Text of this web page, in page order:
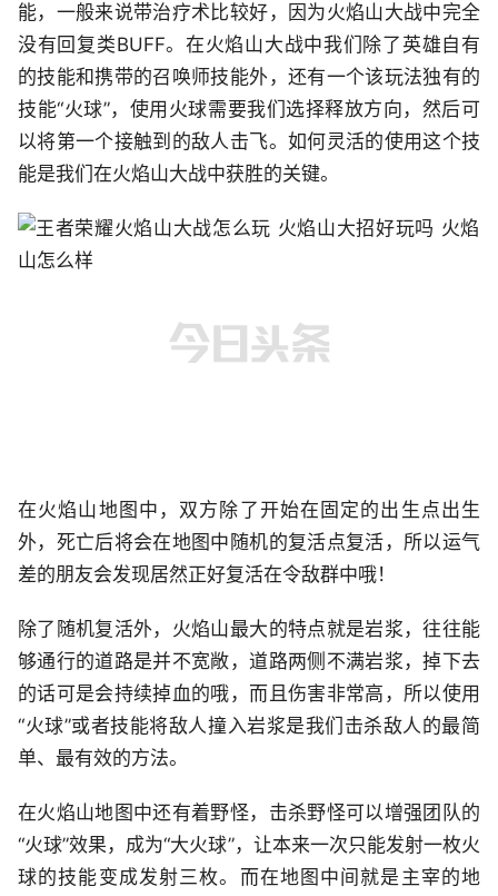
能，一般来说带治疗术比较好，因为火焰山大战中完全
没有回复类BUFF。在火焰山大战中我们除了英雄自有
的技能和携带的召唤师技能外，还有一个该玩法独有的
技能“火球”，使用火球需要我们选择释放方向，然后可
以将第一个接触到的敌人击飞。如何灵活的使用这个技
能是我们在火焰山大战中获胜的关键。
在火焰山地图中，双方除了开始在固定的出生点出生
外，死亡后将会在地图中随机的复活点复活，所以运气
差的朋友会发现居然正好复活在令敌群中哦！
除了随机复活外，火焰山最大的特点就是岩浆，往往能
够通行的道路是并不宽敞，道路两侧不满岩浆，掉下去
的话可是会持续掉血的哦，而且伤害非常高，所以使用
“火球”或者技能将敌人撞入岩浆是我们击杀敌人的最简
单、最有效的方法。
在火焰山地图中还有着野怪，击杀野怪可以增强团队的
“火球”效果，成为“大火球”，让本来一次只能发射一枚火
球的技能变成发射三枚。而在地图中间就是主宰的地